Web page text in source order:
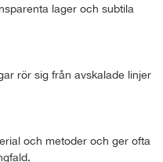
lager och subtila
rör sig från avskalade linjer
och metoder och ger ofta